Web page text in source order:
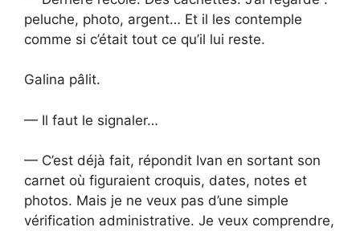
peluche, photo, argent… Et il les contemple
comme si c’était tout ce qu’il lui reste.
Galina pâlit.
— Il faut le signaler…
— C’est déjà fait, répondit Ivan en sortant son
carnet où figuraient croquis, dates, notes et
photos. Mais je ne veux pas d’une simple
vérification administrative. Je veux comprendre,